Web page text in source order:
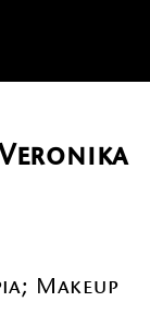
Makeup